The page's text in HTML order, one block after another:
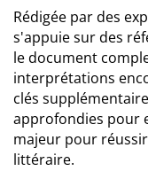
Rédigée par des
s'appuie sur des
le document
interprétations
clés
approfondies pour
majeur pour
littéraire.